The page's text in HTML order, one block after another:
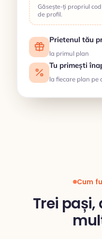
Găsește-ți propriul
de profil.
Prietenul tău
la primul plan
Tu primești
la fiecare plan pe
Cum
Trei